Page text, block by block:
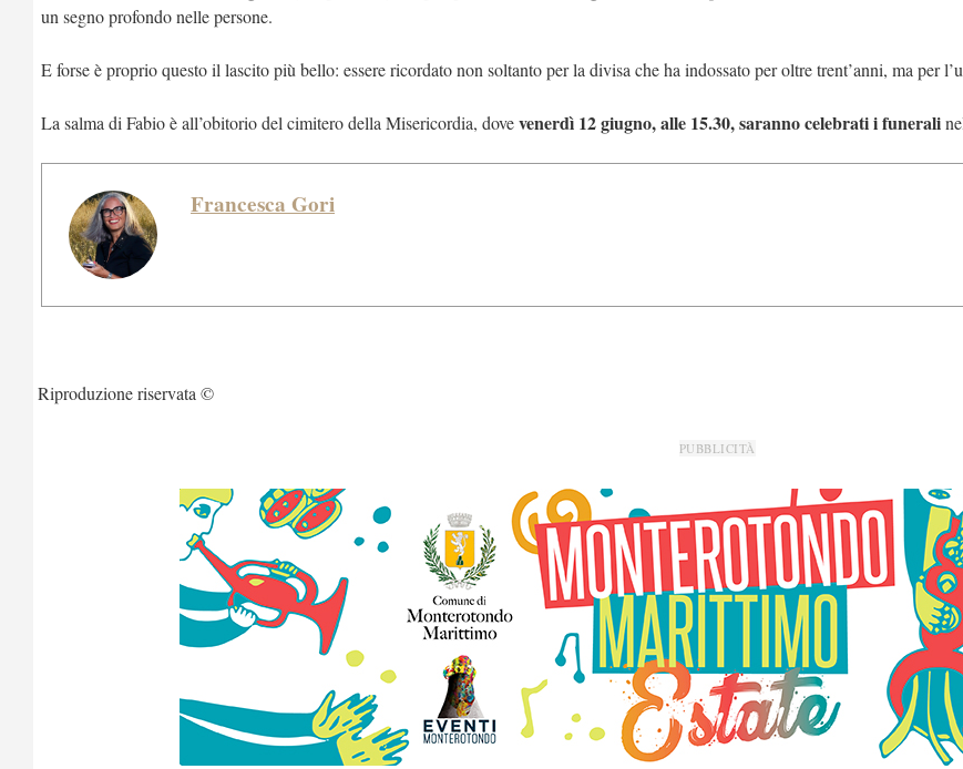
un segno profondo nelle persone.
E forse è proprio questo il lascito più bello: essere ricordato non soltanto per la divisa che ha indossato per oltre trent’anni, ma per
La salma di Fabio è all’obitorio del cimitero della Misericordia, dovevenerdì 12 giugno, alle 15.30, saranno celebrati i funerali
Francesca Gori
Riproduzione riservata ©
PUBBLICITÀ